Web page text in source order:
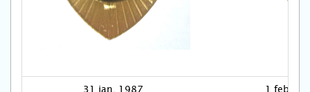
31 jan. 1987 1 febr.